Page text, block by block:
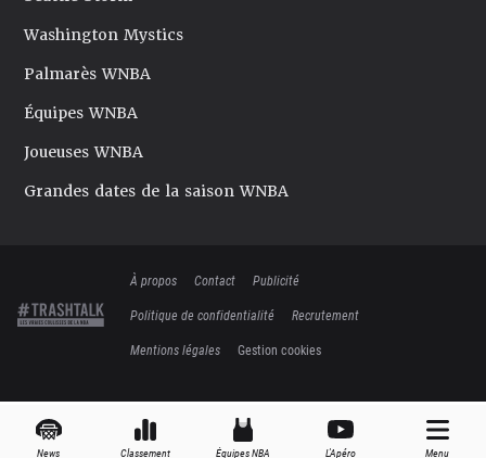
News Classement Équipes NBA L'Apéro Menu
Washington Mystics
Palmarès WNBA
Équipes WNBA
Joueuses WNBA
Grandes dates de la saison WNBA
À propos Contact
Publicité
Politique de confidentialité
Recrutement
Mentions légales
Gestion cookies